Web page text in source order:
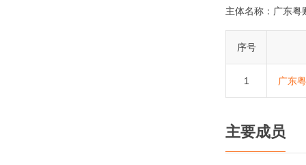
主体名称： 广东粤
序号
1 广东
主要成员